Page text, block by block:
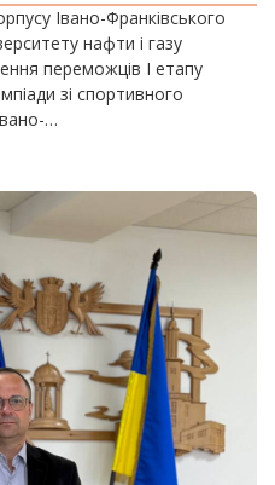
Івано-Франківського
нафти і газу
переможців І етапу
зі спортивного
…